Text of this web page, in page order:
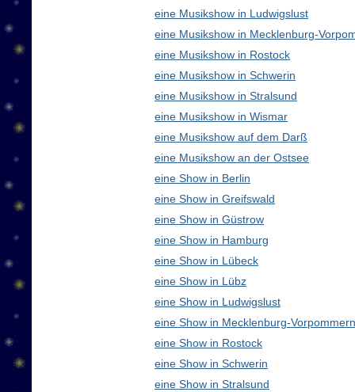
eine Musikshow in Ludwigslust
eine Musikshow in Mecklenburg-
eine Musikshow in Rostock
eine Musikshow in Schwerin
eine Musikshow in Stralsund
eine Musikshow in Wismar
eine Musikshow auf dem Darß
eine Musikshow an der Ostsee
eine Show in Berlin
eine Show in Greifswald
eine Show in Güstrow
eine Show in Hamburg
eine Show in Lübeck
eine Show in Lübz
eine Show in Ludwigslust
eine Show in Mecklenburg-
eine Show in Rostock
eine Show in Schwerin
eine Show in Stralsund